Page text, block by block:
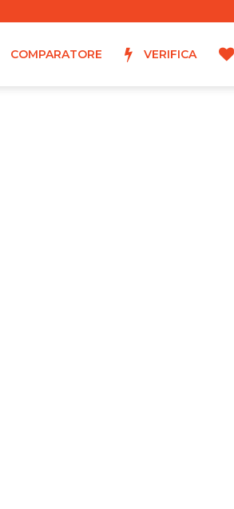
COMPARATORE VERIFICA